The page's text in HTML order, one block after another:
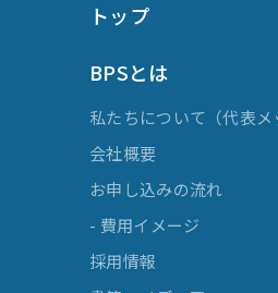
トップ
BPSとは
私たちについて（代表メ
会社概要
お申し込みの流れ
- 費用イメージ
採用情報